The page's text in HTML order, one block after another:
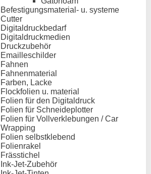
Befestigungsmaterial- u. systeme
Cutter
Digitaldruckbedarf
Digitaldruckmedien
Druckzubehör
Emailleschilder
Fahnen
Fahnenmaterial
Farben, Lacke
Flockfolien u. material
Folien für den Digitaldruck
Folien für Schneideplotter
Folien für Vollverklebungen / Car
Wrapping
Folien selbstklebend
Folienrakel
Frässtichel
Ink-Jet-Zubehör